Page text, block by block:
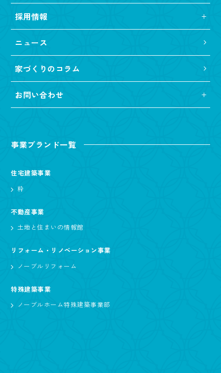
採用情報
ニュース
家づくりのコラム
お問い合わせ
事業ブランド一覧
住宅建築事業
粋
不動産事業
土地と住まいの情報館
リフォーム・リノベーション事業
ノーブルリフォーム
特殊建築事業
ノーブルホーム特殊建築事業部